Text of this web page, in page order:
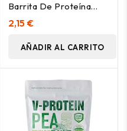
Barrita De Proteína
Con Chocolate Con
Leche 50G
2,15 €
AÑADIR AL CARRITO